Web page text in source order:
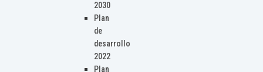
2030
Plan
de
desarrollo
2022
Plan